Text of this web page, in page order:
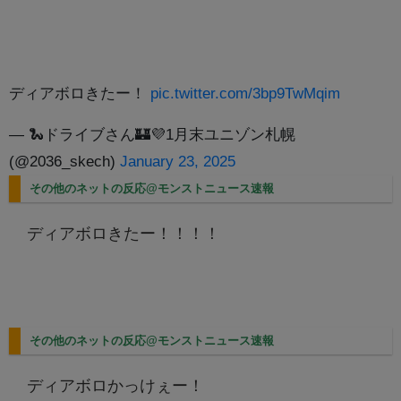
ディアボロきたー！ pic.twitter.com/3bp9TwMqim
— 🐍ドライブさん🏰💜1月末ユニゾン札幌
(@2036_skech) January 23, 2025
その他のネットの反応@モンストニュース速報
ディアボロきたー！！！！
その他のネットの反応@モンストニュース速報
ディアボロかっけぇー！